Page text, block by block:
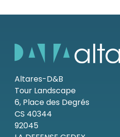
Altares-D&B
Tour Landscape
6, Place des Degrés
CS 40344
92045